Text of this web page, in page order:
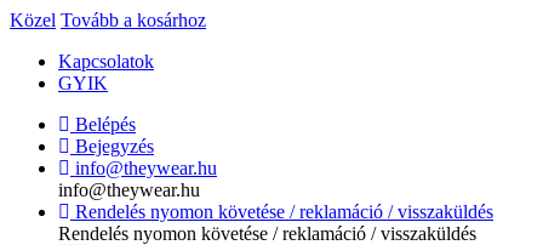
Közel Tovább a kosárhoz
Kapcsolatok
GYIK
Belépés
Bejegyzés
info@theywear.hu
info@theywear.hu
Rendelés nyomon követése / reklamáció / visszaküldés
Rendelés nyomon követése / reklamáció / visszaküldés